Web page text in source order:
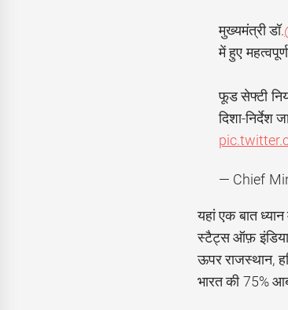
मुख्यमंत्री डॉ.
में हुए
फूड सेफ्टी
दिशा-निर्देश
— Chief
यहां एक बात
स्टैट्स ऑफ़
ऊपर राजस्थान,
भारत की 75%